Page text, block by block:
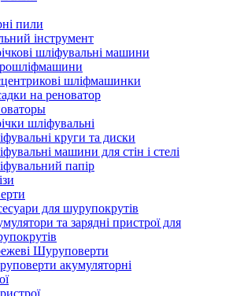
пили
інструмент
шліфувальні машини
шліфмашинки
на реноватор
шліфувальні
круги та диски
машини для стін і стелі
папір
для шурупокрутів
та зарядні пристрої для
Шуруповерти
акумуляторні